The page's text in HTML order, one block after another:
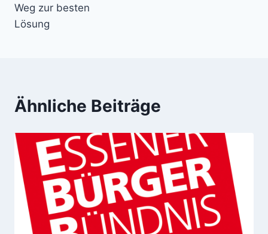
Weg zur besten
Lösung
Ähnliche Beiträge